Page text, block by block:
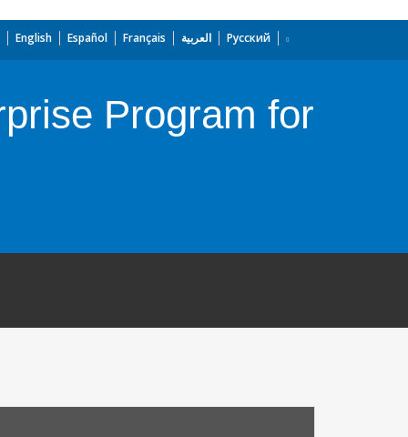
English Español Français العربية Русский
Program for